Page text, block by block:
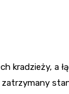
kradzieży, a
zatrzymany